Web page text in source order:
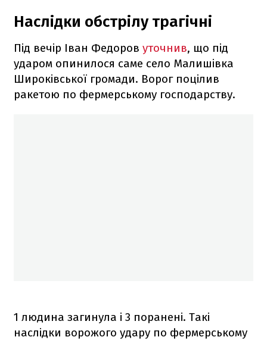
Наслідки обстрілу трагічні
Під вечір Іван Федоров уточнив, що під
ударом опинилося саме село Малишівка
Широківської громади. Ворог поцілив
ракетою по фермерському господарству.
1 людина загинула і 3 поранені. Такі
наслідки ворожого удару по фермерському